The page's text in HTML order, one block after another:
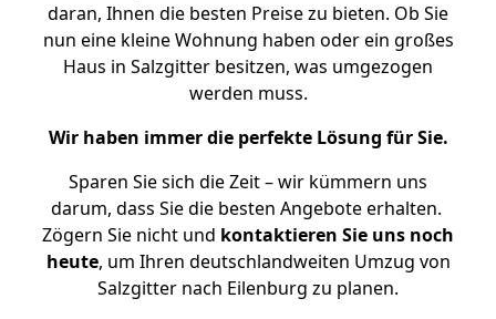
daran, Ihnen die besten Preise zu bieten. Ob Sie
nun eine kleine Wohnung haben oder ein großes
Haus in Salzgitter besitzen, was umgezogen
werden muss.
Wir haben immer die perfekte Lösung für Sie.
Sparen Sie sich die Zeit – wir kümmern uns
darum, dass Sie die besten Angebote erhalten.
Zögern Sie nicht und kontaktieren Sie uns noch
heute, um Ihren deutschlandweiten Umzug von
Salzgitter nach Eilenburg zu planen.